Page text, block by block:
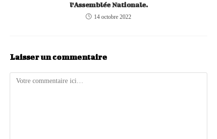
l’Assemblée Nationale.
14 octobre 2022
Laisser un commentaire